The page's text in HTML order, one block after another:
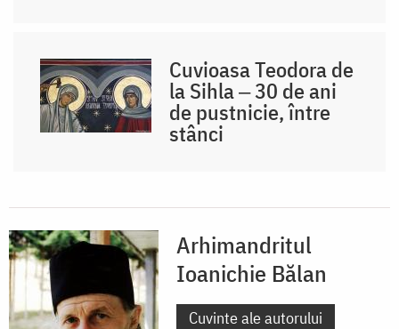
Cuvioasa Teodora de
la Sihla ‒ 30 de ani
de pustnicie, între
stânci
Arhimandritul
Ioanichie Bălan
Cuvinte ale autorului